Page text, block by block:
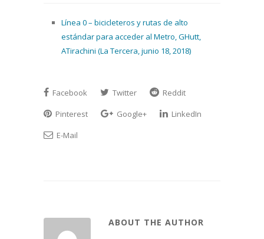
Línea 0 – bicicleteros y rutas de alto
estándar para acceder al Metro, GHutt,
ATirachini (La Tercera, junio 18, 2018)
Facebook Twitter
Reddit
Pinterest
Google+
LinkedIn
E-Mail
ABOUT THE AUTHOR